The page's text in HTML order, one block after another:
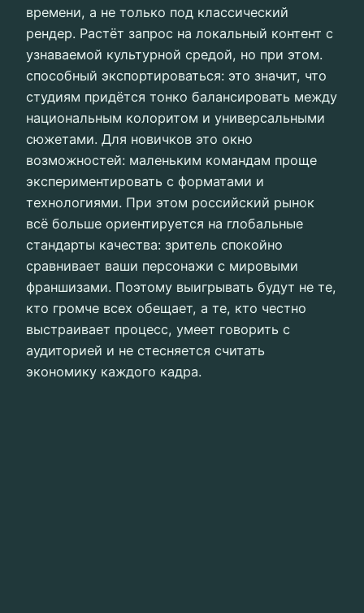
времени, а не только под классический
рендер. Растёт запрос на локальный контент с
узнаваемой культурной средой, но при этом.
способный экспортироваться: это значит, что
студиям придётся тонко балансировать между
национальным колоритом и универсальными
сюжетами. Для новичков это окно
возможностей: маленьким командам проще
экспериментировать с форматами и
технологиями. При этом российский рынок
всё больше ориентируется на глобальные
стандарты качества: зритель спокойно
сравнивает ваши персонажи с мировыми
франшизами. Поэтому выигрывать будут не те,
кто громче всех обещает, а те, кто честно
выстраивает процесс, умеет говорить с
аудиторией и не стесняется считать
экономику каждого кадра.